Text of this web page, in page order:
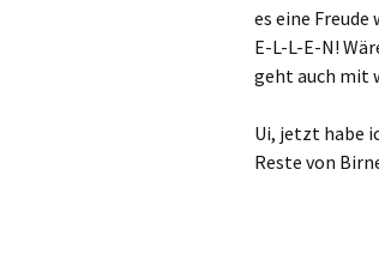
es eine Freude
E-L-L-E-N!
geht auch mit
Ui, jetzt habe
Reste von